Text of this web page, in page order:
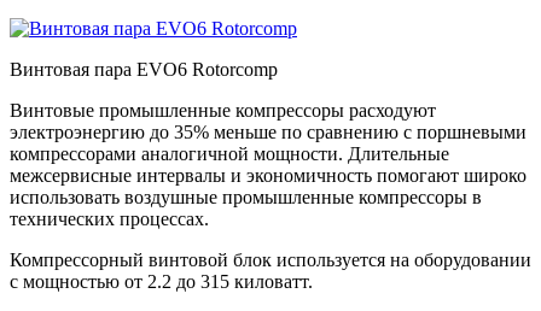
Винтовая пара EVO6 Rotorcomp
Винтовые промышленные компрессоры расходуют
электроэнергию до 35% меньше по сравнению с поршневыми
компрессорами аналогичной мощности. Длительные
межсервисные интервалы и экономичность помогают широко
использовать воздушные промышленные компрессоры в
технических процессах.
Компрессорный винтовой блок используется на оборудовании
с мощностью от 2.2 до 315 киловатт.